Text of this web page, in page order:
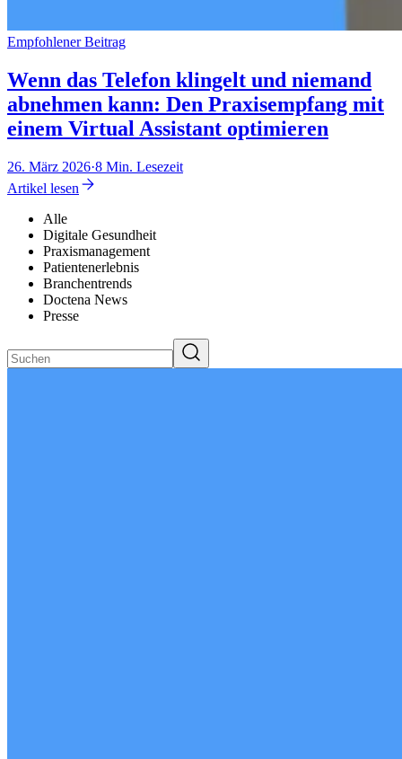
Empfohlener Beitrag
Wenn das Telefon klingelt und niemand
abnehmen kann: Den Praxisempfang mit
einem Virtual Assistant optimieren
26. März 2026·8 Min. Lesezeit
Artikel lesen
Alle
Digitale Gesundheit
Praxismanagement
Patientenerlebnis
Branchentrends
Doctena News
Presse